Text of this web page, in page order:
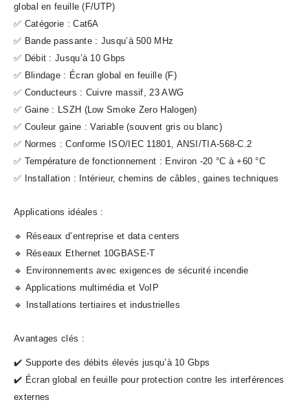
global en feuille (F/UTP)
✅ Catégorie : Cat6A
✅ Bande passante : Jusqu’à 500 MHz
✅ Débit : Jusqu’à 10 Gbps
✅ Blindage : Écran global en feuille (F)
✅ Conducteurs : Cuivre massif, 23 AWG
✅ Gaine : LSZH (Low Smoke Zero Halogen)
✅ Couleur gaine : Variable (souvent gris ou blanc)
✅ Normes : Conforme ISO/IEC 11801, ANSI/TIA-568-C.2
✅ Température de fonctionnement : Environ -20 °C à +60 °C
✅ Installation : Intérieur, chemins de câbles, gaines techniques
Applications idéales :
🔹 Réseaux d’entreprise et data centers
🔹 Réseaux Ethernet 10GBASE-T
🔹 Environnements avec exigences de sécurité incendie
🔹 Applications multimédia et VoIP
🔹 Installations tertiaires et industrielles
Avantages clés :
✔️ Supporte des débits élevés jusqu’à 10 Gbps
✔️ Écran global en feuille pour protection contre les interférences
externes